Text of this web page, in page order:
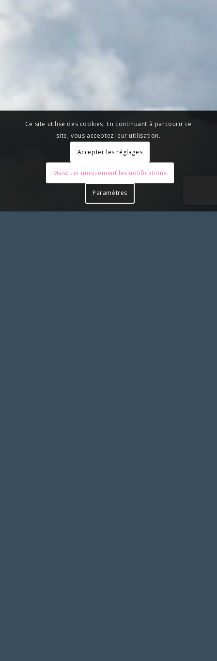
Ce site utilise des cookies. En continuant à parcourir ce
site, vous acceptez leur utilisation.
Accepter les réglages
Masquer uniquement les notifications
Paramètres